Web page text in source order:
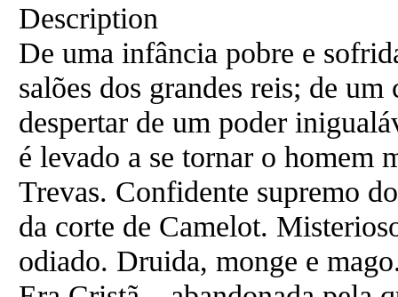
Description
De uma infância pobre e
salões dos grandes reis; de um
despertar de um poder
é levado a se tornar o homem
Trevas. Confidente supremo
da corte de Camelot.
odiado. Druida, monge e